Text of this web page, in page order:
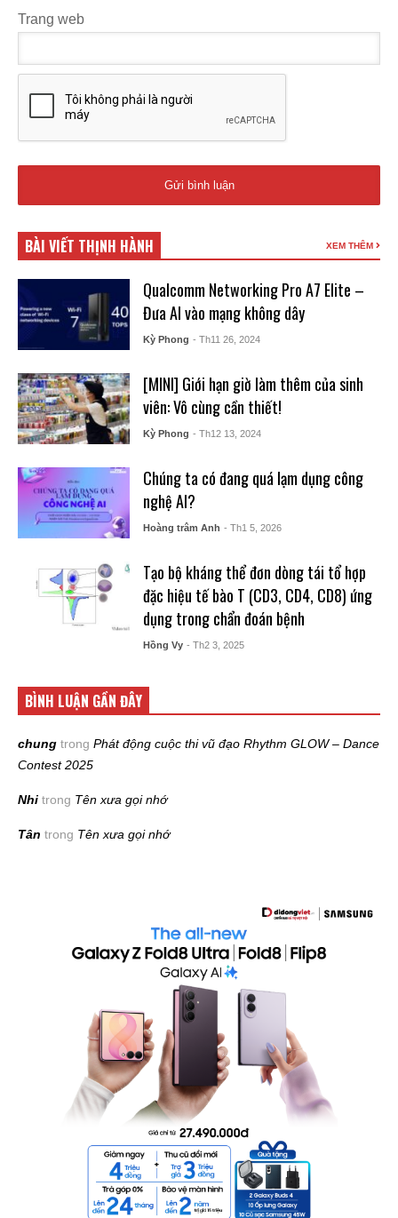
Trang web
BÀI VIẾT THỊNH HÀNH XEM THÊM
Qualcomm Networking Pro A7 Elite –
Đưa AI vào mạng không dây
Kỳ Phong - Th11 26, 2024
[MINI] Giới hạn giờ làm thêm của sinh
viên: Vô cùng cần thiết!
Kỳ Phong - Th12 13, 2024
Chúng ta có đang quá lạm dụng công
nghệ AI?
Hoàng trâm Anh - Th1 5, 2026
Tạo bộ kháng thể đơn dòng tái tổ hợp
đặc hiệu tế bào T (CD3, CD4, CD8) ứng
dụng trong chẩn đoán bệnh
Hồng Vy - Th2 3, 2025
BÌNH LUẬN GẦN ĐÂY
chung trong Phát động cuộc thi vũ đạo Rhythm GLOW – Dance
Contest 2025
Nhi trong Tên xưa gọi nhớ
Tân trong Tên xưa gọi nhớ